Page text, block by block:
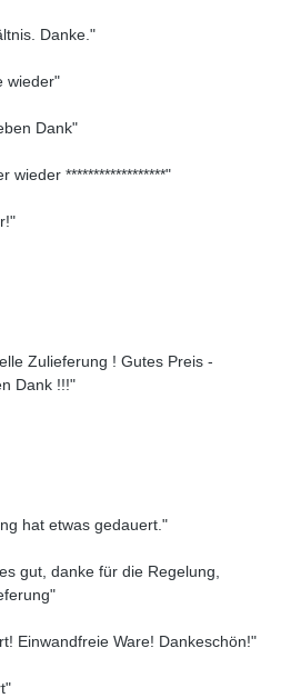
Danke."
wieder"
Dank"
wieder ******************"
Zulieferung ! Gutes Preis -
Dank !!!"
hat etwas gedauert."
gut, danke für die Regelung,
Einwandfreie Ware! Dankeschön!"